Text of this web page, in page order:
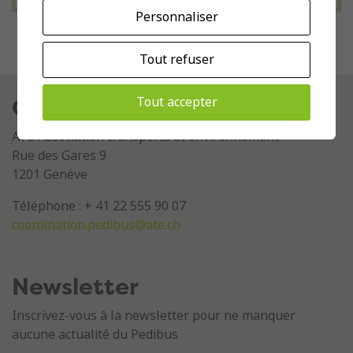
Contact
ATE Association transports et environnement
Rue des Gares 9
1201 Genève
Téléphone : + 41 22 555 90 07
coordination.pedibus@ate.ch
Newsletter
Inscrivez-vous à la newsletter pour ne manquer
aucune actualité du Pedibus
Personnaliser
Tout refuser
Tout accepter